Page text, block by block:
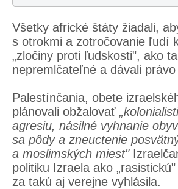
Všetky africké štáty žiadali,
s otrokmi a zotročovanie ľudí
„zločiny proti ľudskosti", ako
nepremlčateľné a dávali
Palestínčania, obete
plánovali obžalovať
agresiu, násilné vyhnanie
sa pôdy a zneuctenie
a moslimských miest"
politiku Izraela ako
za takú aj verejne vyhlásila.